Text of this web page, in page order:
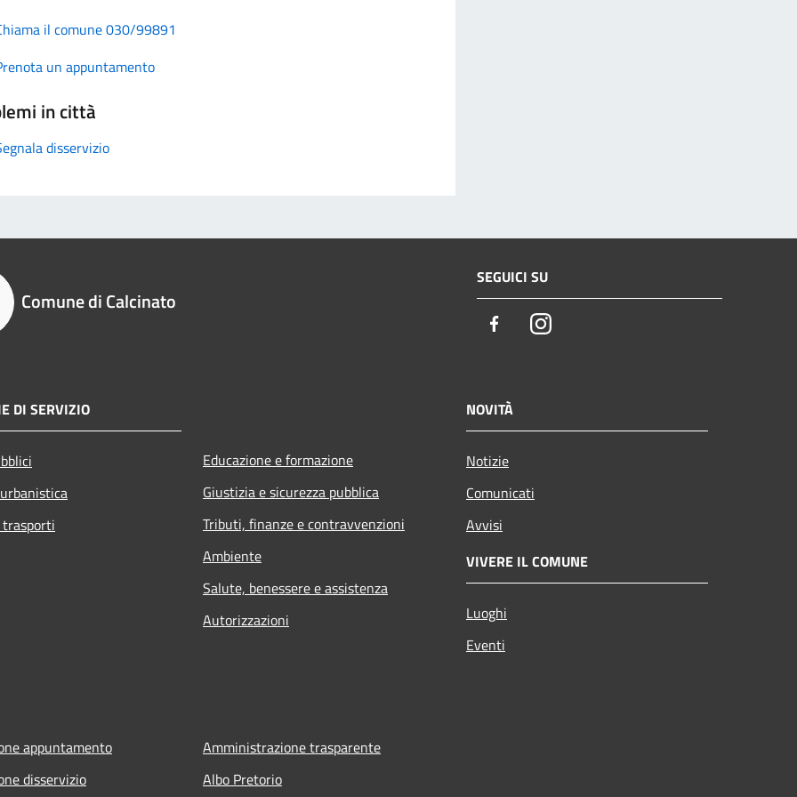
il comune 030/99891
un appuntamento
in città
disservizio
Comune di Calcinato
SEGUICI SU
FacebookInstagram
DI SERVIZIO
Educazione e formazione
Giustizia e sicurezza pubblica
Tributi, finanze e contravvenzioni
Ambiente
Salute, benessere e assistenza
Autorizzazioni
NOVITÀ
Notizie
Comunicati
Avvisi
VIVERE IL COMUNE
Luoghi
Eventi
appuntamento
disservizio
Amministrazione trasparente
Albo Pretorio